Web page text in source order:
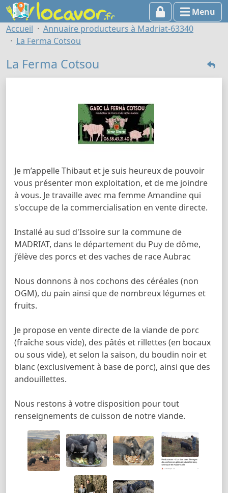
Menu
Accueil
Annuaire producteurs à Madriat-63340
La Ferma Cotsou
La Ferma Cotsou
Je m’appelle Thibaut et je suis heureux de pouvoir
vous présenter mon exploitation, et de me joindre
à vous. Je travaille avec ma femme Amandine qui
s'occupe de la commercialisation en vente directe.
Installé au sud d'Issoire sur la commune de
MADRIAT, dans le département du Puy de dôme,
j’élève des porcs et des vaches de race Aubrac
Nous donnons à nos cochons des céréales (non
OGM), du pain ainsi que de nombreux légumes et
fruits.
Je propose en vente directe de la viande de porc
(fraîche sous vide), des pâtés et rillettes (en bocaux
ou sous vide), et selon la saison, du boudin noir et
blanc (exclusivement à base de porc), ainsi que des
andouillettes.
Nous restons à votre disposition pour tout
renseignements de cuisson de notre viande.